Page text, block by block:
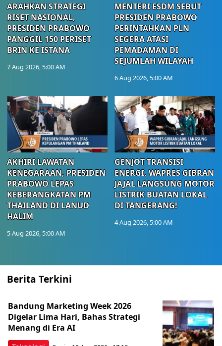
ARAHKAN STRATEGI
RISET NASIONAL,
PRESIDEN PRABOWO
PANGGIL 150 PERISET
BRIN KE ISTANA
7 Aug 2026, 5:00 AM
MENTERI ESDM SEBUT
PRESIDEN PRABOWO
PERINTAHKAN PLN
SEGERA ATASI
PEMADAMAN DI
SEJUMLAH WILAYAH
6 Aug 2026, 5:00 AM
AKHIRI LAWATAN
KENEGARAAN, PRESIDEN
PRABOWO LEPAS
KEBERANGKATAN PM
THAILAND DI LANUD
HALIM
5 Aug 2026, 5:00 AM
GENJOT TRANSISI
ENERGI, WAPRES GIBRAN
JAJAL LANGSUNG MOTOR
LISTRIK BUATAN LOKAL
DI TANGERANG!
4 Aug 2026, 5:00 AM
Berita Terkini
Bandung Marketing Week 2026
Digelar Lima Hari, Bahas Strategi
Menang di Era AI